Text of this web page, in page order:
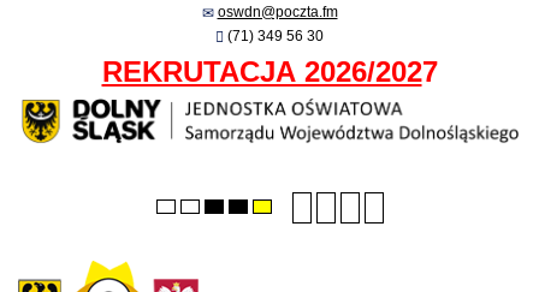
oswdn@poczta.fm
(71) 349 56 30
REKRUTACJA 2026/2027
Default
NightHighHighHigh
fontfont
font